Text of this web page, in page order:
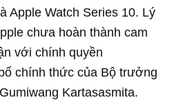
Apple Watch Series 10. Lý
chưa hoàn thành cam
với chính quyền
chính thức của Bộ trưởng
Kartasasmita.